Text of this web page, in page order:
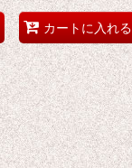
カートに入れる